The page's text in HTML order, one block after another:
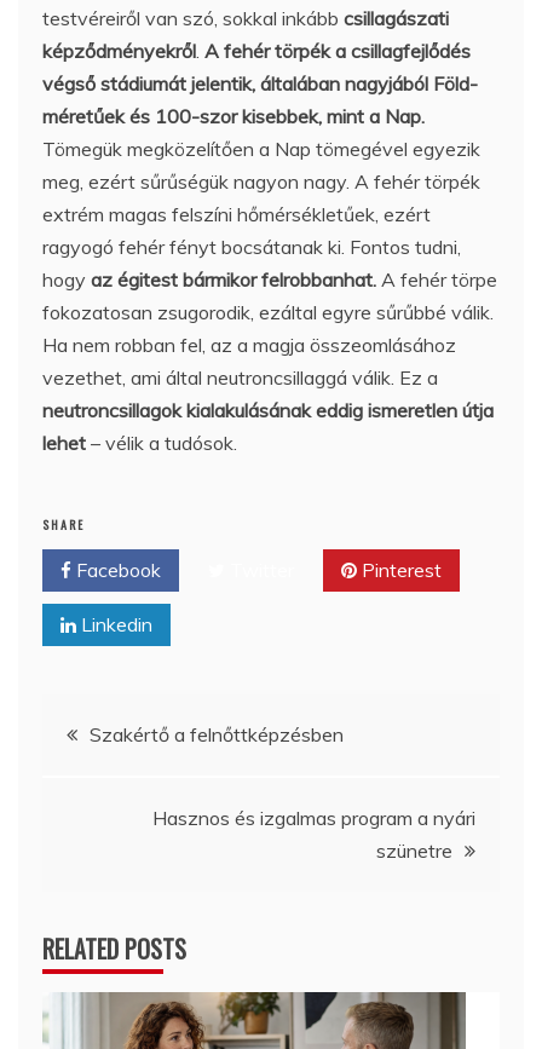
testvéreiről van szó, sokkal inkább csillagászati
képződményekről. A fehér törpék a csillagfejlődés
végső stádiumát jelentik, általában nagyjából Föld-
méretűek és 100-szor kisebbek, mint a Nap.
Tömegük megközelítően a Nap tömegével egyezik
meg, ezért sűrűségük nagyon nagy. A fehér törpék
extrém magas felszíni hőmérsékletűek, ezért
ragyogó fehér fényt bocsátanak ki. Fontos tudni,
hogy az égitest bármikor felrobbanhat. A fehér törpe
fokozatosan zsugorodik, ezáltal egyre sűrűbbé válik.
Ha nem robban fel, az a magja összeomlásához
vezethet, ami által neutroncsillaggá válik. Ez a
neutroncsillagok kialakulásának eddig ismeretlen útja
lehet – vélik a tudósok.
SHARE
Facebook Pinterest
Linkedin
Bejegyzés
Szakértő a felnőttképzésben
Hasznos és izgalmas program a nyári
szünetre
RELATED POSTS